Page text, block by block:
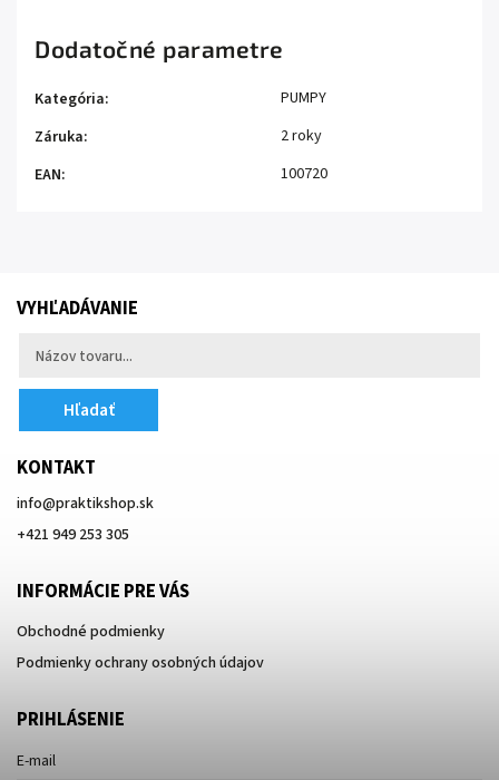
Dodatočné parametre
Kategória:
PUMPY
Záruka:
2 roky
EAN: 100720
VYHĽADÁVANIE
Hľadať
KONTAKT
info@praktikshop.sk
+421 949 253 305
INFORMÁCIE PRE VÁS
Obchodné podmienky
Podmienky ochrany osobných údajov
PRIHLÁSENIE
E-mail